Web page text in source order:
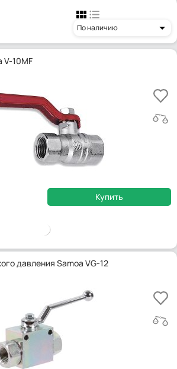
По наличию
V-10MF
Купить
давления Samoa VG-12